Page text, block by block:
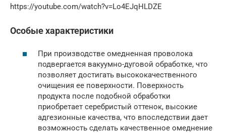
https://youtube.com/watch?v=Lo4EJqHLDZE
Особые характеристики
При производстве омедненная проволока
подвергается вакуумно-дуговой обработке, что
позволяет достигать высококачественного
очищения ее поверхности. Поверхность
продукта после подобной обработки
приобретает серебристый оттенок, высокие
адгезионные качества, что впоследствии дает
возможность сделать качественное омеднение